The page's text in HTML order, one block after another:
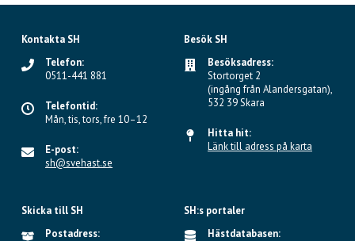
Kontakta SH
Telefon:
0511-441 881
Telefontid:
Mån, tis, tors, fre 10–12
E-post:
sh@svehast.se
Besök SH
Besöksadress:
Stortorget 2
(ingång från Alandersgatan),
532 39 Skara
Hitta hit:
Länk till adress på karta
Skicka till SH
Postadress:
SH:s portaler
Hästdatabasen: